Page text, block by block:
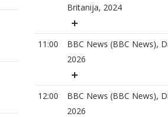
Britanija, 2024
11:00
BBC News (BBC News),
2026
12:00
BBC News (BBC News),
2026